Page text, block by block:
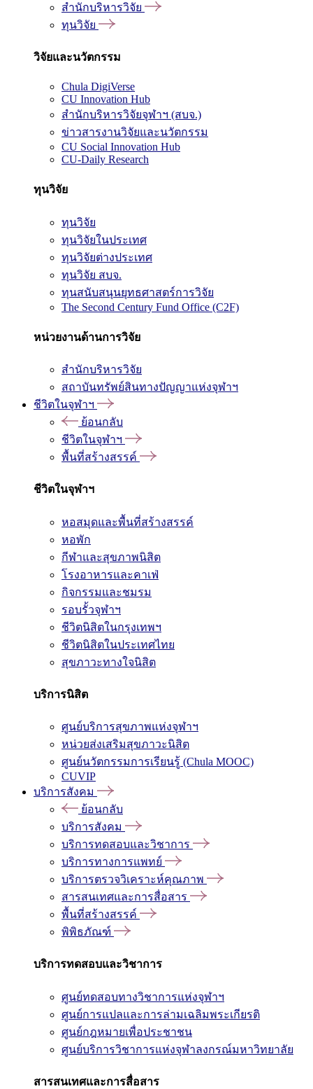
สำนักบริหารวิจัย
ทุนวิจัย
วิจัยและนวัตกรรม
Chula DigiVerse
CU Innovation Hub
สำนักบริหารวิจัยจุฬาฯ (สบจ.)
ข่าวสารงานวิจัยและนวัตกรรม
CU Social Innovation Hub
CU-Daily Research
ทุนวิจัย
ทุนวิจัย
ทุนวิจัยในประเทศ
ทุนวิจัยต่างประเทศ
ทุนวิจัย สบจ.
ทุนสนับสนุนยุทธศาสตร์การวิจัย
The Second Century Fund Office (C2F)
หน่วยงานด้านการวิจัย
สำนักบริหารวิจัย
สถาบันทรัพย์สินทางปัญญาแห่งจุฬาฯ
ชีวิตในจุฬาฯ
ย้อนกลับ
ชีวิตในจุฬาฯ
พื้นที่สร้างสรรค์
ชีวิตในจุฬาฯ
หอสมุดและพื้นที่สร้างสรรค์
หอพัก
กีฬาและสุขภาพนิสิต
โรงอาหารและคาเฟ่
กิจกรรมและชมรม
รอบรั้วจุฬาฯ
ชีวิตนิสิตในกรุงเทพฯ
ชีวิตนิสิตในประเทศไทย
สุขภาวะทางใจนิสิต
บริการนิสิต
ศูนย์บริการสุขภาพแห่งจุฬาฯ
หน่วยส่งเสริมสุขภาวะนิสิต
ศูนย์นวัตกรรมการเรียนรู้ (Chula MOOC)
CUVIP
บริการสังคม
ย้อนกลับ
บริการสังคม
บริการทดสอบและวิชาการ
บริการทางการแพทย์
บริการตรวจวิเคราะห์คุณภาพ
สารสนเทศและการสื่อสาร
พื้นที่สร้างสรรค์
พิพิธภัณฑ์
บริการทดสอบและวิชาการ
ศูนย์ทดสอบทางวิชาการแห่งจุฬาฯ
ศูนย์การแปลและการล่ามเฉลิมพระเกียรติ
ศูนย์กฎหมายเพื่อประชาชน
ศูนย์บริการวิชาการแห่งจุฬาลงกรณ์มหาวิทยาลัย
สารสนเทศและการสื่อสาร